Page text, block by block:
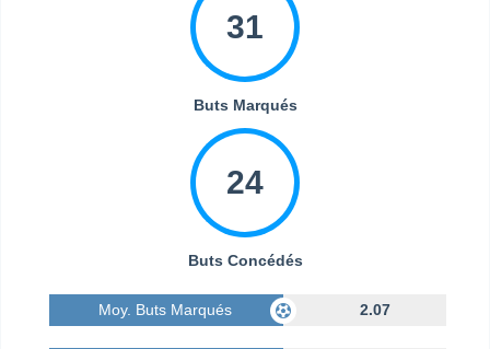
31
Buts Marqués
24
Buts Concédés
Moy. Buts Marqués 2.07